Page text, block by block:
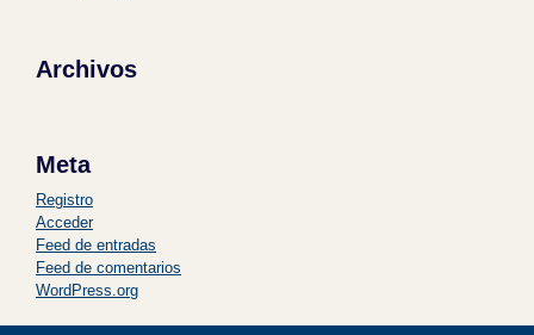
Archivos
Meta
Registro
Acceder
Feed de entradas
Feed de comentarios
WordPress.org